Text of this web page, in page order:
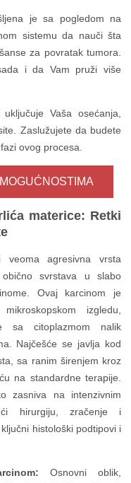
je sa pogledom na
sistemu da nauči šta
za povratak tumora.
i da Vam pruži više
Vaša osećanja,
Zaslužujete da budete
ovog procesa.
materice: Retki
veoma agresivna vrsta
svrstava u slabo
Ovaj karcinom je
izgledu,
sa citoplazmom nalik
Najčešće se javlja kod
sa ranim širenjem kroz
na standardne terapije.
zasniva na intenzivnim
hirurgiju, zračenje i
histološki podtipovi i
Osnovni oblik,